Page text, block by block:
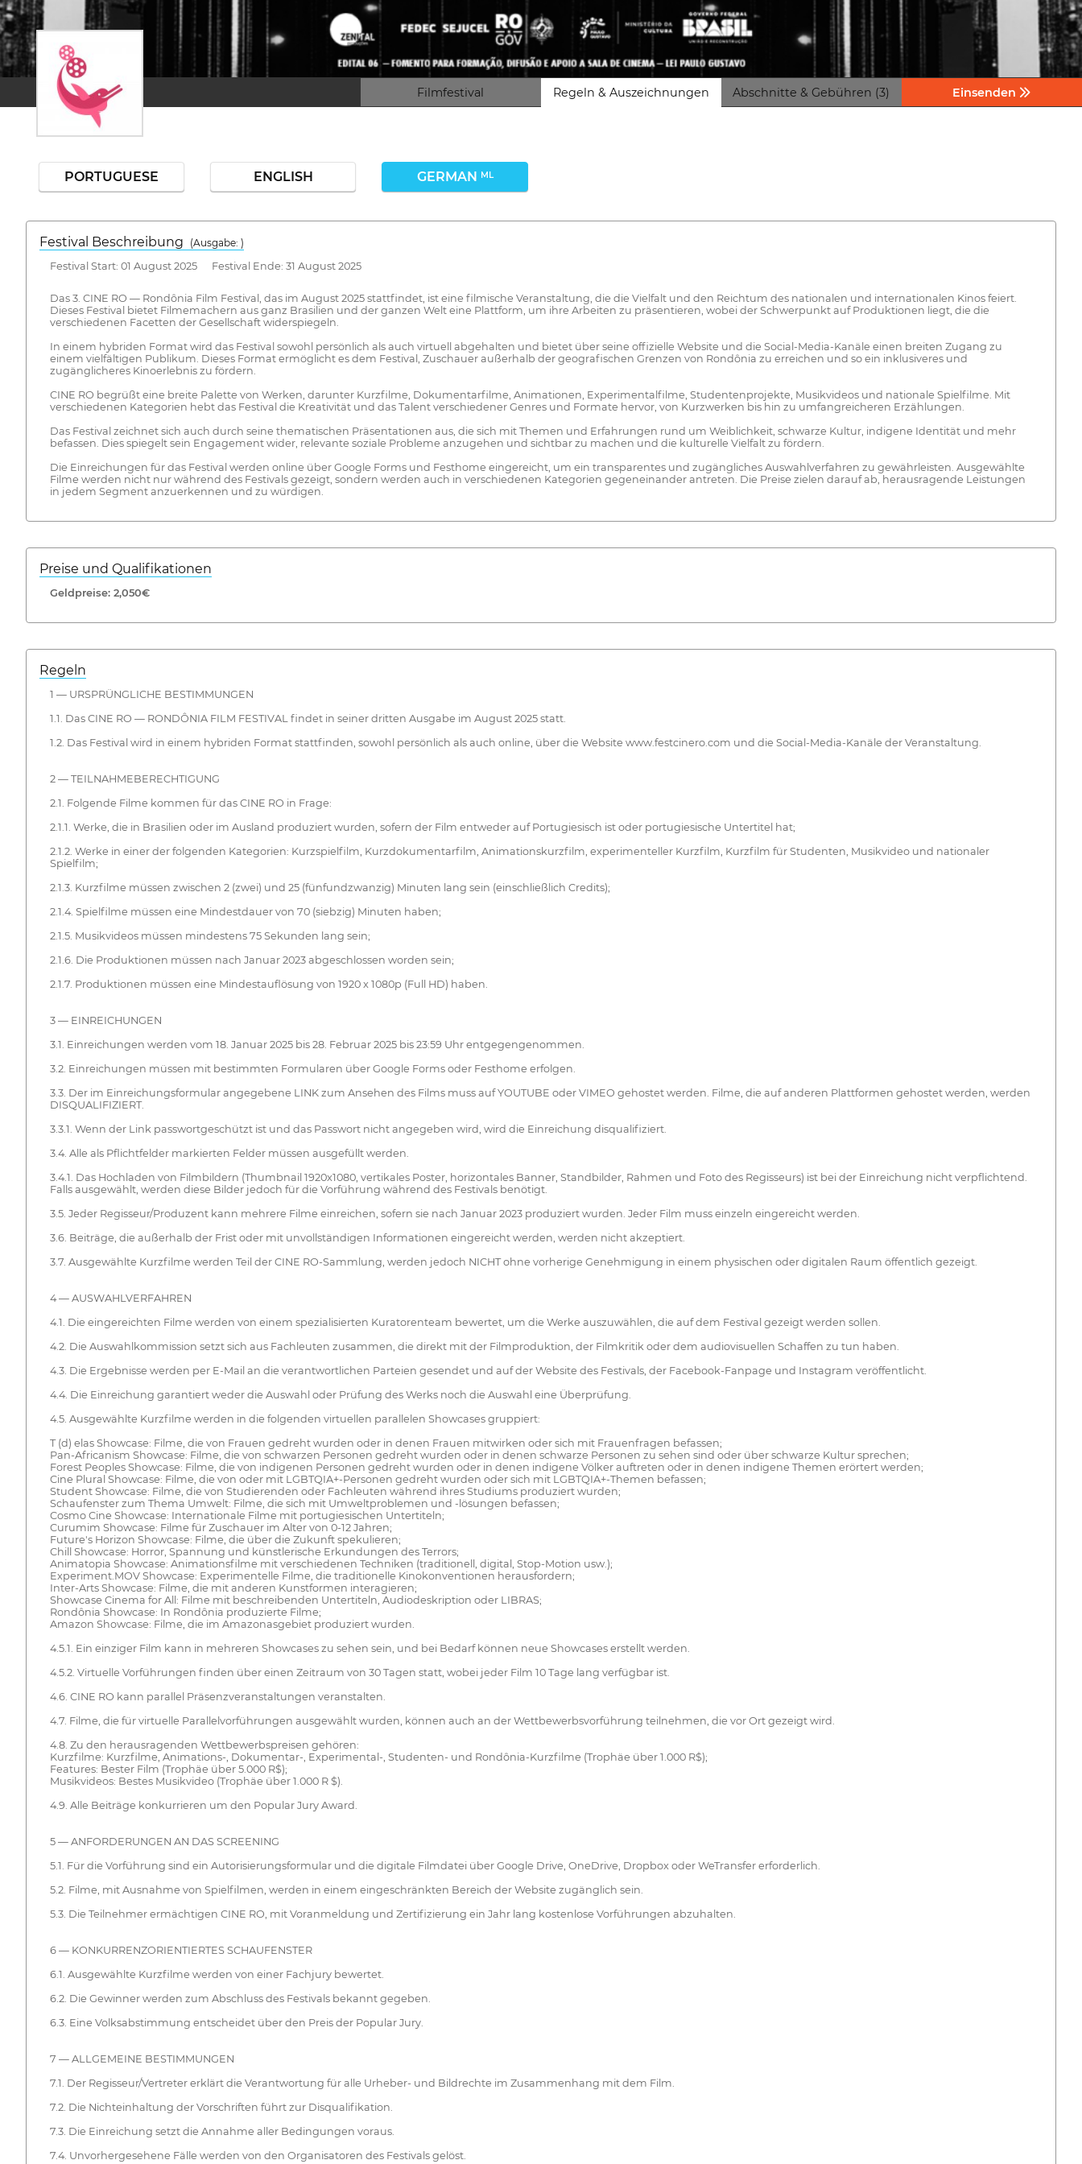
Filmfestival Regeln & Auszeichnungen Abschnitte & Gebühren (3) Einsenden
PORTUGUESE ENGLISH GERMAN ML
Festival Beschreibung
(Ausgabe: )
Festival Start: 01 August 2025 Festival Ende: 31 August 2025
Das 3. CINE RO — Rondônia Film Festival, das im August 2025 stattfindet, ist eine filmische Veranstaltung, die die Vielfalt und den Reichtum des nationalen und internationalen Kinos feiert.
Dieses Festival bietet Filmemachern aus ganz Brasilien und der ganzen Welt eine Plattform, um ihre Arbeiten zu präsentieren, wobei der Schwerpunkt auf Produktionen liegt, die die
verschiedenen Facetten der Gesellschaft widerspiegeln.
In einem hybriden Format wird das Festival sowohl persönlich als auch virtuell abgehalten und bietet über seine offizielle Website und die Social-Media-Kanäle einen breiten Zugang zu
einem vielfältigen Publikum. Dieses Format ermöglicht es dem Festival, Zuschauer außerhalb der geografischen Grenzen von Rondônia zu erreichen und so ein inklusiveres und
zugänglicheres Kinoerlebnis zu fördern.
CINE RO begrüßt eine breite Palette von Werken, darunter Kurzfilme, Dokumentarfilme, Animationen, Experimentalfilme, Studentenprojekte, Musikvideos und nationale Spielfilme. Mit
verschiedenen Kategorien hebt das Festival die Kreativität und das Talent verschiedener Genres und Formate hervor, von Kurzwerken bis hin zu umfangreicheren Erzählungen.
Das Festival zeichnet sich auch durch seine thematischen Präsentationen aus, die sich mit Themen und Erfahrungen rund um Weiblichkeit, schwarze Kultur, indigene Identität und mehr
befassen. Dies spiegelt sein Engagement wider, relevante soziale Probleme anzugehen und sichtbar zu machen und die kulturelle Vielfalt zu fördern.
Die Einreichungen für das Festival werden online über Google Forms und Festhome eingereicht, um ein transparentes und zugängliches Auswahlverfahren zu gewährleisten. Ausgewählte
Filme werden nicht nur während des Festivals gezeigt, sondern werden auch in verschiedenen Kategorien gegeneinander antreten. Die Preise zielen darauf ab, herausragende Leistungen
in jedem Segment anzuerkennen und zu würdigen.
Preise und Qualifikationen
Geldpreise: 2,050€
Regeln
1 — URSPRÜNGLICHE BESTIMMUNGEN
1.1. Das CINE RO — RONDÔNIA FILM FESTIVAL findet in seiner dritten Ausgabe im August 2025 statt.
1.2. Das Festival wird in einem hybriden Format stattfinden, sowohl persönlich als auch online, über die Website www.festcinero.com und die Social-Media-Kanäle der Veranstaltung.
2 — TEILNAHMEBERECHTIGUNG
2.1. Folgende Filme kommen für das CINE RO in Frage:
2.1.1. Werke, die in Brasilien oder im Ausland produziert wurden, sofern der Film entweder auf Portugiesisch ist oder portugiesische Untertitel hat;
2.1.2. Werke in einer der folgenden Kategorien: Kurzspielfilm, Kurzdokumentarfilm, Animationskurzfilm, experimenteller Kurzfilm, Kurzfilm für Studenten, Musikvideo und nationaler
Spielfilm;
2.1.3. Kurzfilme müssen zwischen 2 (zwei) und 25 (fünfundzwanzig) Minuten lang sein (einschließlich Credits);
2.1.4. Spielfilme müssen eine Mindestdauer von 70 (siebzig) Minuten haben;
2.1.5. Musikvideos müssen mindestens 75 Sekunden lang sein;
2.1.6. Die Produktionen müssen nach Januar 2023 abgeschlossen worden sein;
2.1.7. Produktionen müssen eine Mindestauflösung von 1920 x 1080p (Full HD) haben.
3 — EINREICHUNGEN
3.1. Einreichungen werden vom 18. Januar 2025 bis 28. Februar 2025 bis 23:59 Uhr entgegengenommen.
3.2. Einreichungen müssen mit bestimmten Formularen über Google Forms oder Festhome erfolgen.
3.3. Der im Einreichungsformular angegebene LINK zum Ansehen des Films muss auf YOUTUBE oder VIMEO gehostet werden. Filme, die auf anderen Plattformen gehostet werden, werden
DISQUALIFIZIERT.
3.3.1. Wenn der Link passwortgeschützt ist und das Passwort nicht angegeben wird, wird die Einreichung disqualifiziert.
3.4. Alle als Pflichtfelder markierten Felder müssen ausgefüllt werden.
3.4.1. Das Hochladen von Filmbildern (Thumbnail 1920x1080, vertikales Poster, horizontales Banner, Standbilder, Rahmen und Foto des Regisseurs) ist bei der Einreichung nicht verpflichtend.
Falls ausgewählt, werden diese Bilder jedoch für die Vorführung während des Festivals benötigt.
3.5. Jeder Regisseur/Produzent kann mehrere Filme einreichen, sofern sie nach Januar 2023 produziert wurden. Jeder Film muss einzeln eingereicht werden.
3.6. Beiträge, die außerhalb der Frist oder mit unvollständigen Informationen eingereicht werden, werden nicht akzeptiert.
3.7. Ausgewählte Kurzfilme werden Teil der CINE RO-Sammlung, werden jedoch NICHT ohne vorherige Genehmigung in einem physischen oder digitalen Raum öffentlich gezeigt.
4 — AUSWAHLVERFAHREN
4.1. Die eingereichten Filme werden von einem spezialisierten Kuratorenteam bewertet, um die Werke auszuwählen, die auf dem Festival gezeigt werden sollen.
4.2. Die Auswahlkommission setzt sich aus Fachleuten zusammen, die direkt mit der Filmproduktion, der Filmkritik oder dem audiovisuellen Schaffen zu tun haben.
4.3. Die Ergebnisse werden per E-Mail an die verantwortlichen Parteien gesendet und auf der Website des Festivals, der Facebook-Fanpage und Instagram veröffentlicht.
4.4. Die Einreichung garantiert weder die Auswahl oder Prüfung des Werks noch die Auswahl eine Überprüfung.
4.5. Ausgewählte Kurzfilme werden in die folgenden virtuellen parallelen Showcases gruppiert:
T (d) elas Showcase: Filme, die von Frauen gedreht wurden oder in denen Frauen mitwirken oder sich mit Frauenfragen befassen;
Pan-Africanism Showcase: Filme, die von schwarzen Personen gedreht wurden oder in denen schwarze Personen zu sehen sind oder über schwarze Kultur sprechen;
Forest Peoples Showcase: Filme, die von indigenen Personen gedreht wurden oder in denen indigene Völker auftreten oder in denen indigene Themen erörtert werden;
Cine Plural Showcase: Filme, die von oder mit LGBTQIA+-Personen gedreht wurden oder sich mit LGBTQIA+-Themen befassen;
Student Showcase: Filme, die von Studierenden oder Fachleuten während ihres Studiums produziert wurden;
Schaufenster zum Thema Umwelt: Filme, die sich mit Umweltproblemen und -lösungen befassen;
Cosmo Cine Showcase: Internationale Filme mit portugiesischen Untertiteln;
Curumim Showcase: Filme für Zuschauer im Alter von 0-12 Jahren;
Future's Horizon Showcase: Filme, die über die Zukunft spekulieren;
Chill Showcase: Horror, Spannung und künstlerische Erkundungen des Terrors;
Animatopia Showcase: Animationsfilme mit verschiedenen Techniken (traditionell, digital, Stop-Motion usw.);
Experiment.MOV Showcase: Experimentelle Filme, die traditionelle Kinokonventionen herausfordern;
Inter-Arts Showcase: Filme, die mit anderen Kunstformen interagieren;
Showcase Cinema for All: Filme mit beschreibenden Untertiteln, Audiodeskription oder LIBRAS;
Rondônia Showcase: In Rondônia produzierte Filme;
Amazon Showcase: Filme, die im Amazonasgebiet produziert wurden.
4.5.1. Ein einziger Film kann in mehreren Showcases zu sehen sein, und bei Bedarf können neue Showcases erstellt werden.
4.5.2. Virtuelle Vorführungen finden über einen Zeitraum von 30 Tagen statt, wobei jeder Film 10 Tage lang verfügbar ist.
4.6. CINE RO kann parallel Präsenzveranstaltungen veranstalten.
4.7. Filme, die für virtuelle Parallelvorführungen ausgewählt wurden, können auch an der Wettbewerbsvorführung teilnehmen, die vor Ort gezeigt wird.
4.8. Zu den herausragenden Wettbewerbspreisen gehören:
Kurzfilme: Kurzfilme, Animations-, Dokumentar-, Experimental-, Studenten- und Rondônia-Kurzfilme (Trophäe über 1.000 R$);
Features: Bester Film (Trophäe über 5.000 R$);
Musikvideos: Bestes Musikvideo (Trophäe über 1.000 R $).
4.9. Alle Beiträge konkurrieren um den Popular Jury Award.
5 — ANFORDERUNGEN AN DAS SCREENING
5.1. Für die Vorführung sind ein Autorisierungsformular und die digitale Filmdatei über Google Drive, OneDrive, Dropbox oder WeTransfer erforderlich.
5.2. Filme, mit Ausnahme von Spielfilmen, werden in einem eingeschränkten Bereich der Website zugänglich sein.
5.3. Die Teilnehmer ermächtigen CINE RO, mit Voranmeldung und Zertifizierung ein Jahr lang kostenlose Vorführungen abzuhalten.
6 — KONKURRENZORIENTIERTES SCHAUFENSTER
6.1. Ausgewählte Kurzfilme werden von einer Fachjury bewertet.
6.2. Die Gewinner werden zum Abschluss des Festivals bekannt gegeben.
6.3. Eine Volksabstimmung entscheidet über den Preis der Popular Jury.
7 — ALLGEMEINE BESTIMMUNGEN
7.1. Der Regisseur/Vertreter erklärt die Verantwortung für alle Urheber- und Bildrechte im Zusammenhang mit dem Film.
7.2. Die Nichteinhaltung der Vorschriften führt zur Disqualifikation.
7.3. Die Einreichung setzt die Annahme aller Bedingungen voraus.
7.4. Unvorhergesehene Fälle werden von den Organisatoren des Festivals gelöst.